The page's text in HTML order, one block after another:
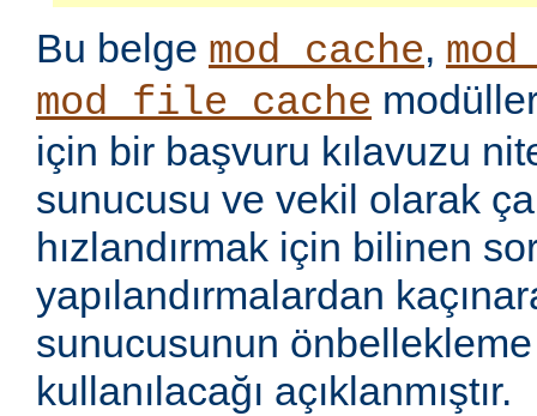
Bu belge mod_cache,
mod_file_cache
için bir başvuru kılavuzu
sunucusu ve vekil olarak
hızlandırmak için bilinen
yapılandırmalardan
sunucusunun
kullanılacağı açıklanmıştır.